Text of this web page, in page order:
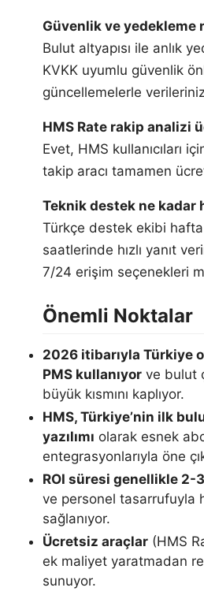
Güvenlik ve yedekleme
Bulut altyapısı ile anlık
KVKK uyumlu güvenlik
güncellemelerle
HMS Rate rakip analizi
Evet, HMS kullanıcıları
takip aracı tamamen
Teknik destek ne kadar
Türkçe destek ekibi
saatlerinde hızlı yanıt
7/24 erişim seçenekleri
Önemli Noktalar
2026 itibarıyla Türkiye
PMS kullanıyor ve bulut
büyük kısmını kaplıyor.
HMS, Türkiye’nin ilk
yazılımı olarak esnek
entegrasyonlarıyla öne
ROI süresi genellikle 2-
ve personel tasarrufuyla
sağlanıyor.
Ücretsiz araçlar (HMS
ek maliyet yaratmadan
sunuyor.